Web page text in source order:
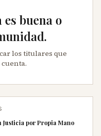
buena o
los titulares que
Justicia por Propia Mano